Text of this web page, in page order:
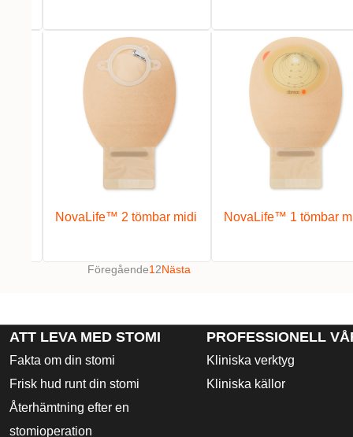
NovaLife™ 2 tömbar midi NovaLife™ 1 tömbar
Föregående1 2Nästa
ATT LEVA MED STOMI
Fakta om din stomi
Frisk hud runt din stomi
Återhämtning efter en
stomioperation
PROFESSIONELL
Kliniska verktyg
Kliniska källor